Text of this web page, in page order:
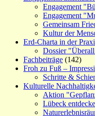
Engagement
Engagement
Gemeinsam
Kultur der
Erd-Charta in der
Dossier
Fachbeiträge (142)
Froh zu Fuß –
Schritte &
Kulturelle
Aktion
Lübeck